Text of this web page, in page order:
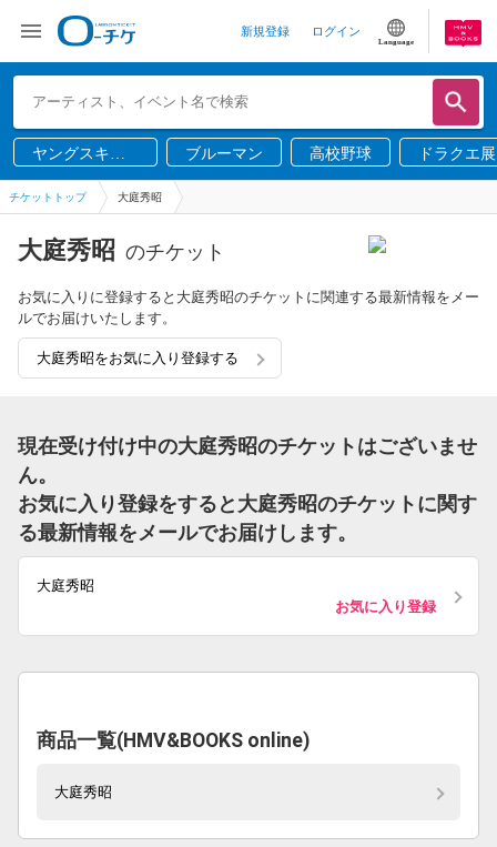
新規登録 ログイン
Language
ヤングスキニ
ー
ブルーマン 高校野球 ドラクエ展
チケットトップ 大庭秀昭
大庭秀昭 のチケット
お気に入りに登録すると大庭秀昭のチケットに関連する最新情報をメー
ルでお届けいたします。
大庭秀昭をお気に入り登録する
現在受け付け中の大庭秀昭のチケットはございませ
ん。
お気に入り登録をすると大庭秀昭のチケットに関す
る最新情報をメールでお届けします。
大庭秀昭
お気に入り登録
商品一覧(HMV&BOOKS online)
大庭秀昭